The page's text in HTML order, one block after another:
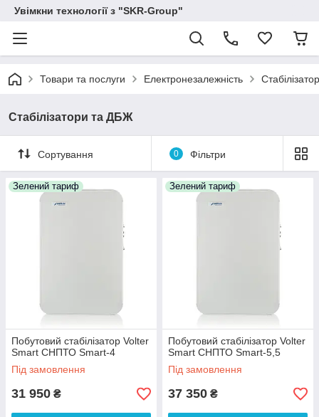
Увімкни технології з "SKR-Group"
Товари та послуги Електронезалежність
Стабілізатори та ДБЖ
Сортування 0 Фільтри
Зелений тариф
Побутовий стабілізатор Volter
Smart СНПТО Smart-4
Під замовлення
31 950 ₴
Зелений тариф
Побутовий стабілізатор Volter
Smart СНПТО Smart-5,5
Під замовлення
37 350 ₴